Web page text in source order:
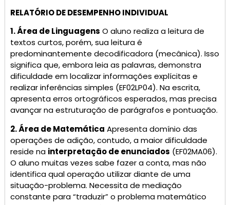
RELATÓRIO DE DESEMPENHO INDIVIDUAL
1. Área de Linguagens O aluno realiza a leitura de
textos curtos, porém, sua leitura é
predominantemente decodificadora (mecânica). Isso
significa que, embora leia as palavras, demonstra
dificuldade em localizar informações explícitas e
realizar inferências simples (EF02LP04). Na escrita,
apresenta erros ortográficos esperados, mas precisa
avançar na estruturação de parágrafos e pontuação.
2. Área de Matemática Apresenta domínio das
operações de adição, contudo, a maior dificuldade
reside na interpretação de enunciados (EF02MA06).
O aluno muitas vezes sabe fazer a conta, mas não
identifica qual operação utilizar diante de uma
situação-problema. Necessita de mediação
constante para “traduzir” o problema matemático